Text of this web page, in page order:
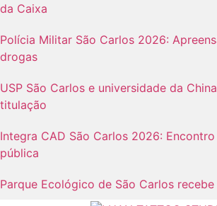
da Caixa
Polícia Militar São Carlos 2026:
drogas
USP São Carlos e universidade da
titulação
Integra CAD São Carlos 2026:
pública
Parque Ecológico de São Carlos